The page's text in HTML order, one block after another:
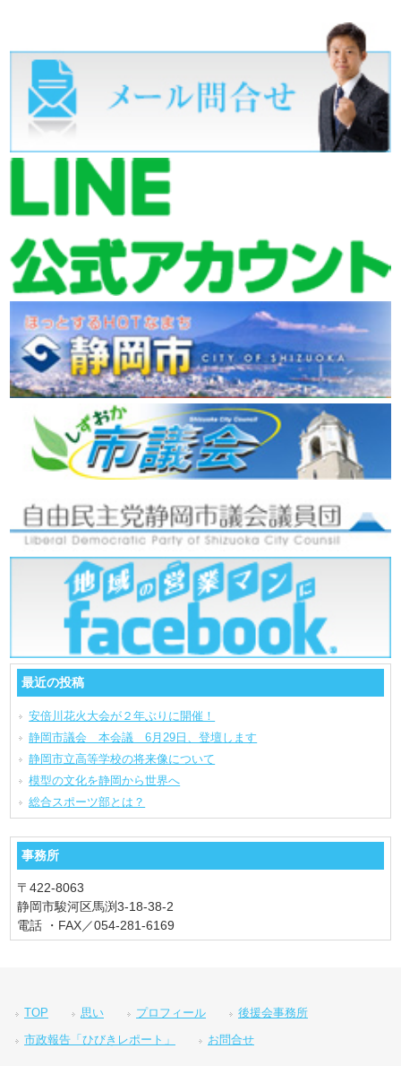
最近の投稿
安倍川花火大会が２年ぶりに開催！
静岡市議会 本会議 6月29日、登壇します
静岡市立高等学校の将来像について
模型の文化を静岡から世界へ
総合スポーツ部とは？
事務所
〒422-8063
静岡市駿河区馬渕3-18-38-2
電話 ・FAX／054-281-6169
TOP 思い プロフィール 後援会事務所
市政報告「ひびきレポート」 お問合せ